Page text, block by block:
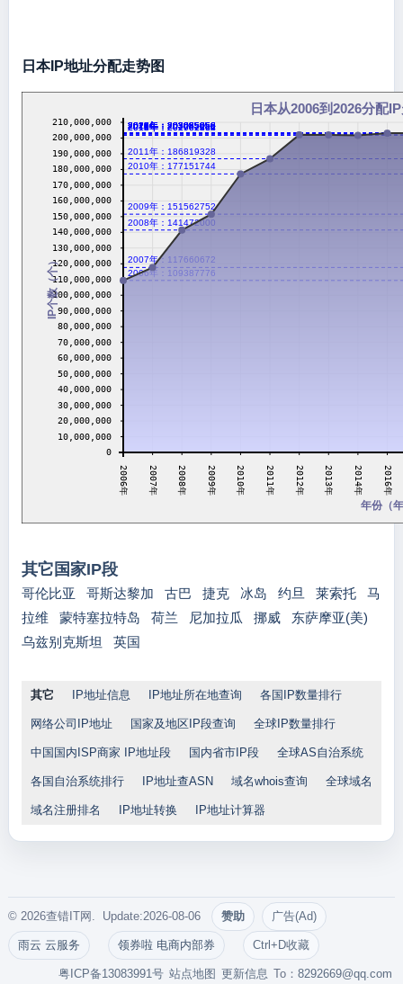
日本IP地址分配走势图
日本从2006到2026分配
2006年：109387776
2007年：117660672
2008年：141472000
2009年：151562752
2010年：177151744
2011年：186819328
2012年：202061312
2013年：201982464
2014年：201707264
2016年：203085056
2017年：203085056
2018年：203085056
2019年：203085056
2020年：203085056
2021年：203085056
2022年：203085056
2023年：203085056
2024年：203085056
2026年：203085056
0
10,000,000
20,000,000
30,000,000
40,000,000
50,000,000
60,000,000
70,000,000
80,000,000
90,000,000
100,000,000
110,000,000
120,000,000
130,000,000
140,000,000
150,000,000
160,000,000
170,000,000
180,000,000
190,000,000
200,000,000
210,000,000
2006年 2007年 2008年 2009年 2010年 2011年 2012年 2013年 2014年 2016年
年份（
IP个数（个）
其它国家IP段
哥伦比亚 哥斯达黎加 古巴 捷克 冰岛 约旦 莱索托
马
拉维
蒙特塞拉特岛 荷兰 尼加拉瓜 挪威
东萨摩亚(美)
乌兹别克斯坦
英国
其它 IP地址信息 IP地址所在地查询 各国IP数量排行
网络公司IP地址 国家及地区IP段查询 全球IP数量排行
中国国内ISP商家 IP地址段 国内省市IP段 全球AS自治系统
各国自治系统排行 IP地址查ASN 域名whois查询 全球域名
域名注册排名 IP地址转换 IP地址计算器
© 2026查错IT网. Update:2026-08-06 赞助 广告(Ad)
雨云 云服务 领券啦 电商内部券 Ctrl+D收藏
To：8292669@qq.com
更新信息
站点地图
粤ICP备13083991号